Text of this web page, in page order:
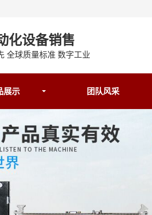
化设备销售
全球质量标准 数字工业
展示 团队风采